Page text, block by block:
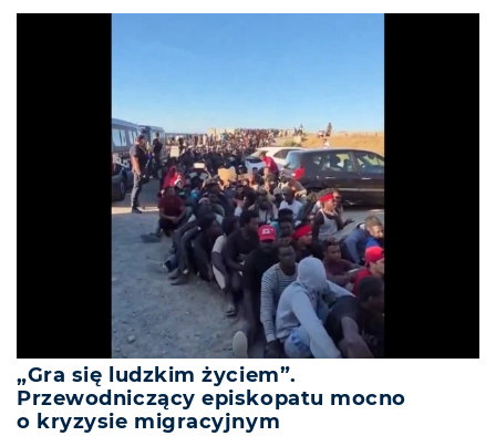
„Gra się ludzkim życiem”.
Przewodniczący episkopatu mocno
o kryzysie migracyjnym